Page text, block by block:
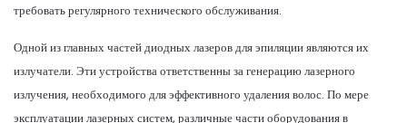
требовать регулярного технического обслуживания.
Одной из главных частей диодных лазеров для эпиляции являются их
излучатели. Эти устройства ответственны за генерацию лазерного
излучения, необходимого для эффективного удаления волос. По мере
эксплуатации лазерных систем, различные части оборудования в